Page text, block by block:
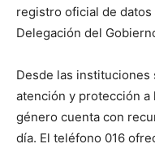
registro oficial de
Delegación del
Desde las instituciones
atención y protección a
género cuenta con
día. El teléfono 016